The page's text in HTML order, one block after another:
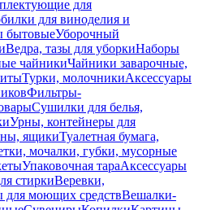
для
для виноделия и
бытовыеУборочный
Ведра, тазы для уборкиНаборы
чайникиЧайники заварочные,
Турки, молочникиАксессуары
Фильтры-
Сушилки для белья,
Урны, контейнеры для
ящикиТуалетная бумага,
мочалки, губки, мусорные
Упаковочная тараАксессуары
стиркиВеревки,
для моющих средствВешалки-